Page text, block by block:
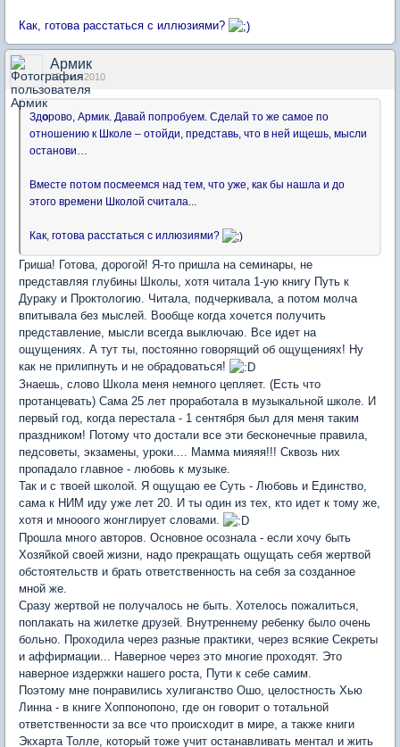
Как, готова расстаться с иллюзиями?
Армик
12 июл 2010
Здорово, Армик. Давай попробуем. Сделай то же самое по
отношению к Школе – отойди, представь, что в ней ищешь, мысли
останови…
Вместе потом посмеемся над тем, что уже, как бы нашла и до
этого времени Школой считала...
Как, готова расстаться с иллюзиями?
Гриша! Готова, дорогой! Я-то пришла на семинары, не
представляя глубины Школы, хотя читала 1-ую книгу Путь к
Дураку и Проктологию. Читала, подчеркивала, а потом молча
впитывала без мыслей. Вообще когда хочется получить
представление, мысли всегда выключаю. Все идет на
ощущениях. А тут ты, постоянно говорящий об ощущениях! Ну
как не прилипнуть и не обрадоваться!
Знаешь, слово Школа меня немного цепляет. (Есть что
протанцевать) Сама 25 лет проработала в музыкальной школе. И
первый год, когда перестала - 1 сентября был для меня таким
праздником! Потому что достали все эти бесконечные правила,
педсоветы, экзамены, уроки.... Мамма мияяя!!! Сквозь них
пропадало главное - любовь к музыке.
Так и с твоей школой. Я ощущаю ее Суть - Любовь и Единство,
сама к НИМ иду уже лет 20. И ты один из тех, кто идет к тому же,
хотя и мнооого жонглирует словами.
Прошла много авторов. Основное осознала - если хочу быть
Хозяйкой своей жизни, надо прекращать ощущать себя жертвой
обстоятельств и брать ответственность на себя за созданное
мной же.
Сразу жертвой не получалось не быть. Хотелось пожалиться,
поплакать на жилетке друзей. Внутреннему ребенку было очень
больно. Проходила через разные практики, через всякие Секреты
и аффирмации... Наверное через это многие проходят. Это
наверное издержки нашего роста, Пути к себе самим.
Поэтому мне понравились хулиганство Ошо, целостность Хью
Линна - в книге Хоппонопоно, где он говорит о тотальной
ответственности за все что происходит в мире, а также книги
Экхарта Толле, который тоже учит останавливать ментал и жить